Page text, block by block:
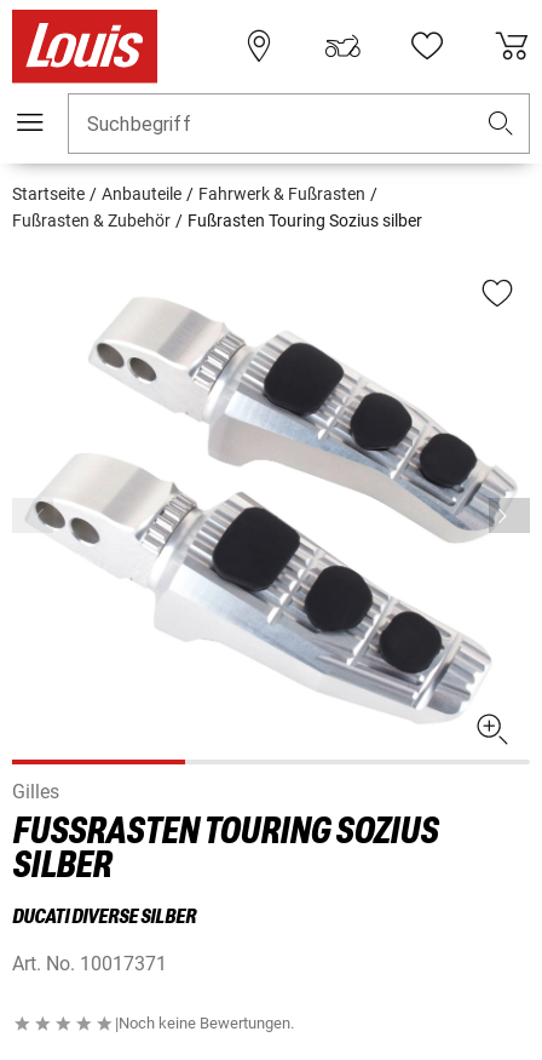
Suchbegriff
Startseite Anbauteile
Fahrwerk & Fußrasten
Fußrasten & Zubehör
Fußrasten Touring Sozius silber
Gilles
FUSSRASTEN TOURING SOZIUS S
ILBER
DUCATI DIVERSE SILBER
Art. No. 10017371
|Noch keine Bewertungen.